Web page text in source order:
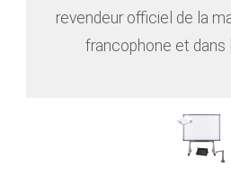
revendeur officiel de la
francophone et dans